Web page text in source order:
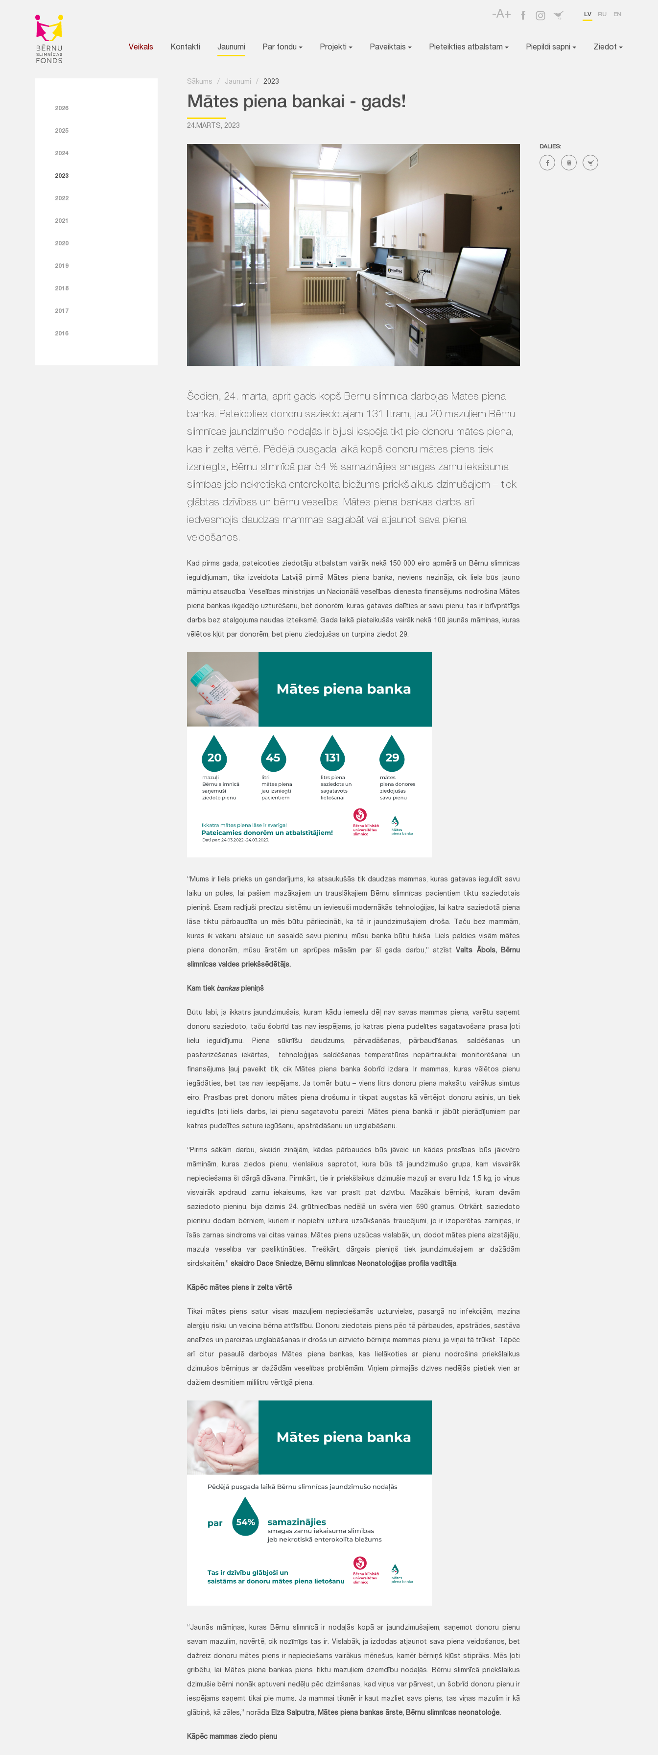
-A+ LV RU EN
Veikals Kontakti Jaunumi Par fondu Projekti Paveiktais Pieteikties atbalstam Piepildi sapni Ziedot
2026
2025
2024
2023
2022
2021
2020
2019
2018
2017
2016
Sākums / Jaunumi / 2023
Mātes piena bankai - gads!
24.MARTS, 2023
DALIES:
Šodien, 24. martā, aprit gads kopš Bērnu slimnīcā darbojas Mātes piena
banka. Pateicoties donoru saziedotajam 131 litram, jau 20 mazuļiem Bērnu
slimnīcas jaundzimušo nodaļās ir bijusi iespēja tikt pie donoru mātes piena,
kas ir zelta vērtē. Pēdējā pusgada laikā kopš donoru mātes piens tiek
izsniegts, Bērnu slimnīcā par 54 % samazinājies smagas zarnu iekaisuma
slimības jeb nekrotiskā enterokolīta biežums priekšlaikus dzimušajiem – tiek
glābtas dzīvības un bērnu veselība. Mātes piena bankas darbs arī
iedvesmojis daudzas mammas saglabāt vai atjaunot sava piena
veidošanos.
Kad pirms gada, pateicoties ziedotāju atbalstam vairāk nekā 150 000 eiro apmērā un Bērnu slimnīcas
ieguldījumam, tika izveidota Latvijā pirmā Mātes piena banka, neviens nezināja, cik liela būs jauno
māmiņu atsaucība. Veselības ministrijas un Nacionālā veselības dienesta finansējums nodrošina Mātes
piena bankas ikgadējo uzturēšanu, bet donorēm, kuras gatavas dalīties ar savu pienu, tas ir brīvprātīgs
darbs bez atalgojuma naudas izteiksmē. Gada laikā pieteikušās vairāk nekā 100 jaunās māmiņas, kuras
vēlētos kļūt par donorēm, bet pienu ziedojušas un turpina ziedot 29.
“Mums ir liels prieks un gandarījums, ka atsaukušās tik daudzas mammas, kuras gatavas ieguldīt savu
laiku un pūles, lai pašiem mazākajiem un trauslākajiem Bērnu slimnīcas pacientiem tiktu saziedotais
pieniņš. Esam radījuši precīzu sistēmu un ieviesuši modernākās tehnoloģijas, lai katra saziedotā piena
lāse tiktu pārbaudīta un mēs būtu pārliecināti, ka tā ir jaundzimušajiem droša. Taču bez mammām,
kuras ik vakaru atslauc un sasaldē savu pieniņu, mūsu banka būtu tukša. Liels paldies visām mātes
piena donorēm, mūsu ārstēm un aprūpes māsām par šī gada darbu,” atzīst Valts Ābols, Bērnu
slimnīcas valdes priekšsēdētājs.
Kam tiek bankas pieniņš
Būtu labi, ja ikkatrs jaundzimušais, kuram kādu iemeslu dēļ nav savas mammas piena, varētu saņemt
donoru saziedoto, taču šobrīd tas nav iespējams, jo katras piena pudelītes sagatavošana prasa ļoti
lielu ieguldījumu. Piena sūknīšu daudzums, pārvadāšanas, pārbaudīšanas, saldēšanas un
pasterizēšanas iekārtas, tehnoloģijas saldēšanas temperatūras nepārtrauktai monitorēšanai un
finansējums ļauj paveikt tik, cik Mātes piena banka šobrīd izdara. Ir mammas, kuras vēlētos pienu
iegādāties, bet tas nav iespējams. Ja tomēr būtu – viens litrs donoru piena maksātu vairākus simtus
eiro. Prasības pret donoru mātes piena drošumu ir tikpat augstas kā vērtējot donoru asinis, un tiek
ieguldīts ļoti liels darbs, lai pienu sagatavotu pareizi. Mātes piena bankā ir jābūt pierādījumiem par
katras pudelītes satura iegūšanu, apstrādāšanu un uzglabāšanu.
”Pirms sākām darbu, skaidri zinājām, kādas pārbaudes būs jāveic un kādas prasības būs jāievēro
māmiņām, kuras ziedos pienu, vienlaikus saprotot, kura būs tā jaundzimušo grupa, kam visvairāk
nepieciešama šī dārgā dāvana. Pirmkārt, tie ir priekšlaikus dzimušie mazuļi ar svaru līdz 1,5 kg, jo viņus
visvairāk apdraud zarnu iekaisums, kas var prasīt pat dzīvību. Mazākais bērniņš, kuram devām
saziedoto pieniņu, bija dzimis 24. grūtniecības nedēļā un svēra vien 690 gramus. Otrkārt, saziedoto
pieniņu dodam bērniem, kuriem ir nopietni uztura uzsūkšanās traucējumi, jo ir izoperētas zarniņas, ir
īsās zarnas sindroms vai citas vainas. Mātes piens uzsūcas vislabāk, un, dodot mātes piena aizstājēju,
mazuļa veselība var pasliktināties. Treškārt, dārgais pieniņš tiek jaundzimušajiem ar dažādām
sirdskaitēm,” skaidro Dace Sniedze, Bērnu slimnīcas Neonatoloģijas profila vadītāja.
Kāpēc mātes piens ir zelta vērtē
Tikai mātes piens satur visas mazuļiem nepieciešamās uzturvielas, pasargā no infekcijām, mazina
alerģiju risku un veicina bērna attīstību. Donoru ziedotais piens pēc tā pārbaudes, apstrādes, sastāva
analīzes un pareizas uzglabāšanas ir drošs un aizvieto bērniņa mammas pienu, ja viņai tā trūkst. Tāpēc
arī citur pasaulē darbojas Mātes piena bankas, kas lielākoties ar pienu nodrošina priekšlaikus
dzimušos bērniņus ar dažādām veselības problēmām. Viņiem pirmajās dzīves nedēļās pietiek vien ar
dažiem desmitiem mililitru vērtīgā piena.
“Jaunās māmiņas, kuras Bērnu slimnīcā ir nodaļās kopā ar jaundzimušajiem, saņemot donoru pienu
savam mazulim, novērtē, cik nozīmīgs tas ir. Vislabāk, ja izdodas atjaunot sava piena veidošanos, bet
dažreiz donoru mātes piens ir nepieciešams vairākus mēnešus, kamēr bērniņš kļūst stiprāks. Mēs ļoti
gribētu, lai Mātes piena bankas piens tiktu mazuļiem dzemdību nodaļās. Bērnu slimnīcā priekšlaikus
dzimušie bērni nonāk aptuveni nedēļu pēc dzimšanas, kad viņus var pārvest, un šobrīd donoru pienu ir
iespējams saņemt tikai pie mums. Ja mammai tikmēr ir kaut mazliet savs piens, tas viņas mazulim ir kā
glābiņš, kā zāles,” norāda Elza Salputra, Mātes piena bankas ārste, Bērnu slimnīcas neonatoloģe.
Kāpēc mammas ziedo pienu